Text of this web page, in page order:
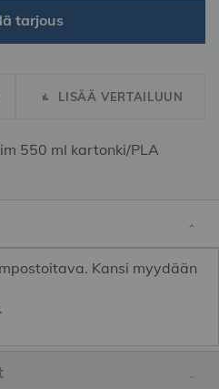
tarjous
LISÄÄ VERTAILUUN
550 ml kartonki/PLA
Kansi myydään